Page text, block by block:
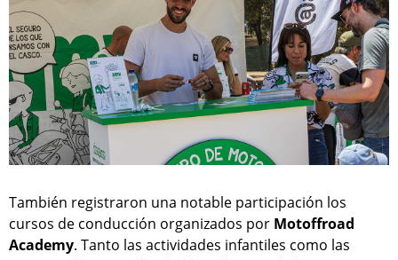
También registraron una notable participación los
cursos de conducción organizados por Motoffroad
Academy. Tanto las actividades infantiles como las